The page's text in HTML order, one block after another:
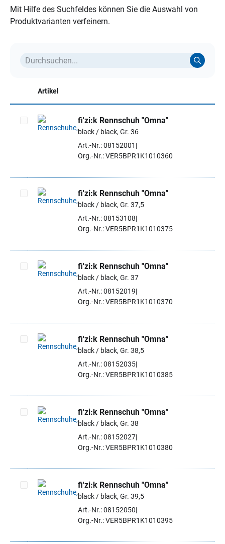
Mit Hilfe des Suchfeldes können Sie die Auswahl von
Produktvarianten verfeinern.
Artikel
Artikel auswählen
fi'zi:k Rennschuh "Omna"
black / black, Gr. 36
Art.-Nr.: 08152001
Org.-Nr.: VER5BPR1K1010360
Artikel auswählen
fi'zi:k Rennschuh "Omna"
black / black, Gr. 37,5
Art.-Nr.: 08153108
Org.-Nr.: VER5BPR1K1010375
Artikel auswählen
fi'zi:k Rennschuh "Omna"
black / black, Gr. 37
Art.-Nr.: 08152019
Org.-Nr.: VER5BPR1K1010370
Artikel auswählen
fi'zi:k Rennschuh "Omna"
black / black, Gr. 38,5
Art.-Nr.: 08152035
Org.-Nr.: VER5BPR1K1010385
Artikel auswählen
fi'zi:k Rennschuh "Omna"
black / black, Gr. 38
Art.-Nr.: 08152027
Org.-Nr.: VER5BPR1K1010380
Artikel auswählen
fi'zi:k Rennschuh "Omna"
black / black, Gr. 39,5
Art.-Nr.: 08152050
Org.-Nr.: VER5BPR1K1010395